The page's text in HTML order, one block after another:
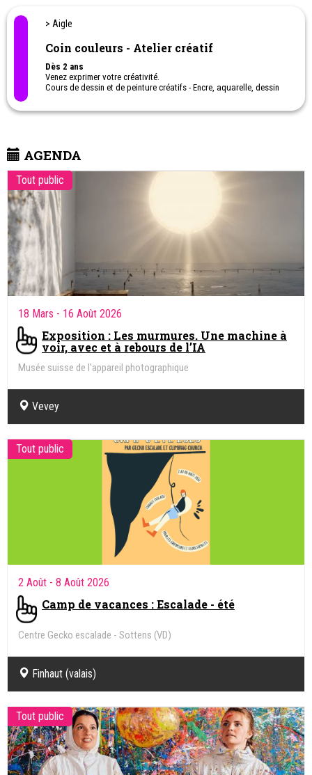
> Aigle
Coin couleurs - Atelier créatif
Dès 2 ans
Venez exprimer votre créativité.
Cours de dessin et de peinture créatifs - Encre, aquarelle, dessin
Cours parent-enfant dès 2 ans.
AGENDA
Tout public
18 Mars - 16 Août 2026
Exposition : Les murmures. Une machine à
voir, avec et à rebours de l’IA
Musée suisse de l'appareil photographique
Vevey
Tout public
2 Août - 8 Août 2026
Camp de vacances : Escalade - été
Centre Gecko escalade - Sottens (VD)
Finhaut (valais)
Tout public